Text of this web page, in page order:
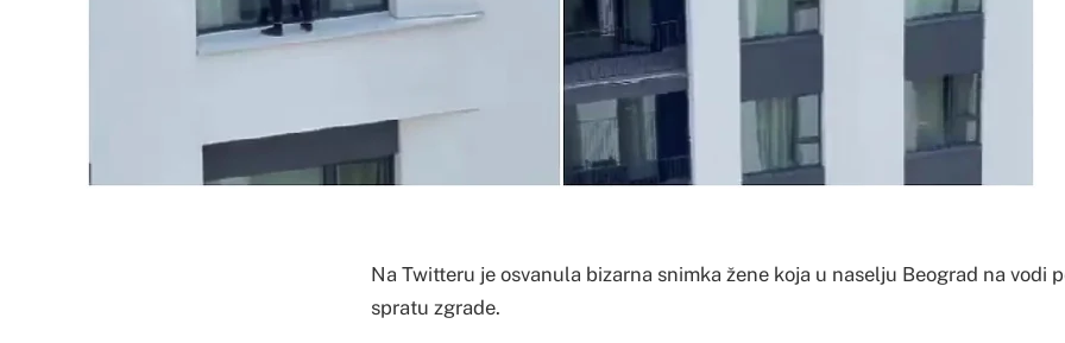
Na Twitteru je osvanula bizarna snimka žene koja u naselju Beograd na vodi
spratu zgrade.